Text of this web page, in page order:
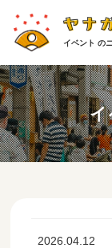
イベント の
2026.04.12